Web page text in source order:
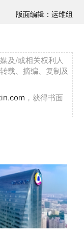
版面编辑：运维组
及/或相关权利人
载、摘编、复制及
，获得书面